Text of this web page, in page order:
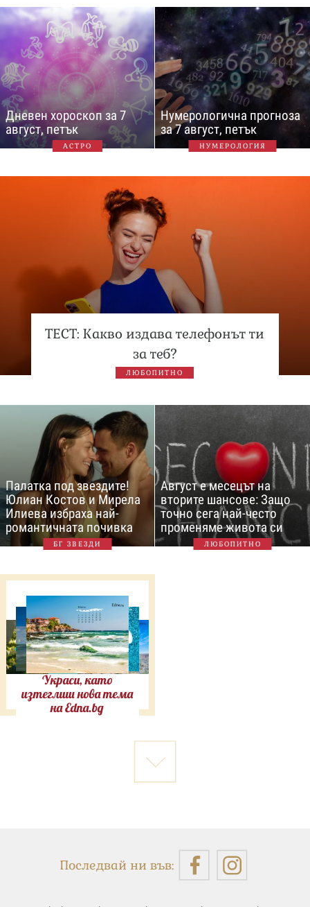
Дневен хороскоп за 7
август, петък
АСТРО
Нумерологична прогноза
за 7 август, петък
НУМЕРОЛОГИЯ
ТЕСТ: Какво издава телефонът ти
за теб?
ЛЮБОПИТНО
Палатка под звездите!
Юлиан Костов и Мирела
Илиева избраха най-
романтичната почивка
БГ ЗВЕЗДИ
Август е месецът на
вторите шансове: Защо
точно сега най-често
променяме живота си
ЛЮБОПИТНО
Украси, като
изтеглиш нова тема
на Edna.bg
Последвай ни във: